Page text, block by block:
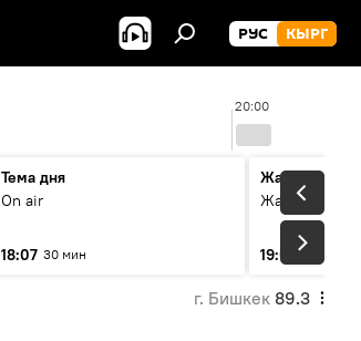
РУС КЫРГ
20:00
Тема дня
On air
18:07 30 мин
Жаңылыктар
19:01 11 мин
г. Бишкек 89.3